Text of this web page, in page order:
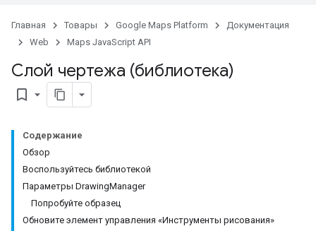
Главная Товары Google Maps Platform
Документация
Web
Maps JavaScript API
Слой чертежа (библиотека)
bookmark_border
Содержание
Обзор
Воспользуйтесь библиотекой
Параметры DrawingManager
Попробуйте образец
Обновите элемент управления «Инструменты рисования»